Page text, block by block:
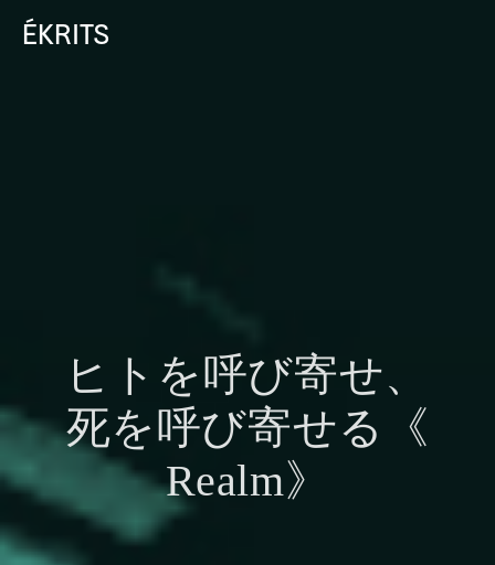
ÉKRITS
ヒトを呼び寄せ、
死を呼び寄せる《
Realm》